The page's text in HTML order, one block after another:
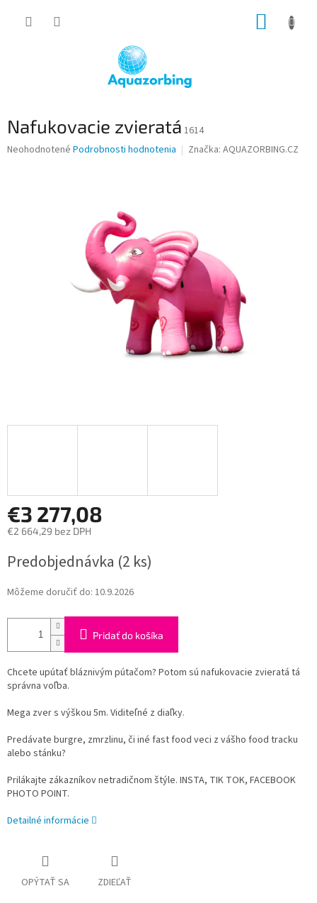
Nafukovacie zvieratá 1614
Priemerné
Neohodnotené Podrobnosti hodnotenia Značka: AQUAZORBING.CZ
€3 277,08
€2 664,29 bez DPH
cena:
Predobjednávka (2 ks)
Môžeme doručiť do: 10.9.2026
Pridať do košíka
Chcete upútať bláznivým pútačom? Potom sú nafukovacie zvieratá tá
správna voľba.
Mega zver s výškou 5m. Viditeľné z diaľky.
Predávate burgre, zmrzlinu, či iné fast food veci z vášho food tracku
alebo stánku?
Prilákajte zákazníkov netradičnom štýle. INSTA, TIK TOK, FACEBOOK
PHOTO POINT.
Detailné informácie
OPÝTAŤ SA ZDIEĽAŤ